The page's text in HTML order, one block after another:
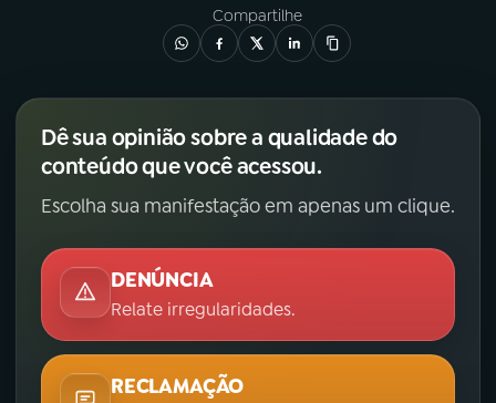
Compartilhe
Dê sua opinião sobre a qualidade do
conteúdo que você acessou.
Escolha sua manifestação em apenas um clique.
DENÚNCIA
Relate irregularidades.
RECLAMAÇÃO